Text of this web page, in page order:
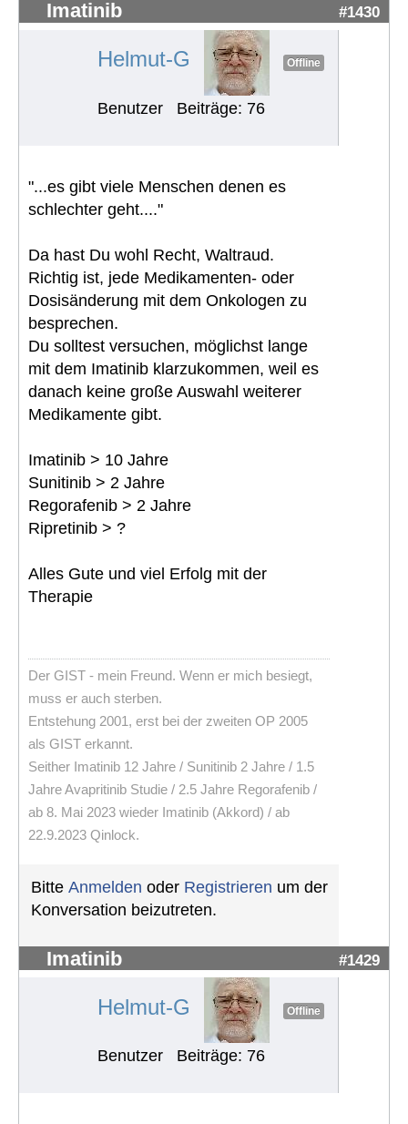
Imatinib #1430
Helmut-G Offline
Benutzer Beiträge: 76
"...es gibt viele Menschen denen es
schlechter geht...."
Da hast Du wohl Recht, Waltraud.
Richtig ist, jede Medikamenten- oder
Dosisänderung mit dem Onkologen zu
besprechen.
Du solltest versuchen, möglichst lange
mit dem Imatinib klarzukommen, weil es
danach keine große Auswahl weiterer
Medikamente gibt.
Imatinib > 10 Jahre
Sunitinib > 2 Jahre
Regorafenib > 2 Jahre
Ripretinib > ?
Alles Gute und viel Erfolg mit der
Therapie
Der GIST - mein Freund. Wenn er mich besiegt,
muss er auch sterben.
Entstehung 2001, erst bei der zweiten OP 2005
als GIST erkannt.
Seither Imatinib 12 Jahre / Sunitinib 2 Jahre / 1.5
Jahre Avapritinib Studie / 2.5 Jahre Regorafenib /
ab 8. Mai 2023 wieder Imatinib (Akkord) / ab
22.9.2023 Qinlock.
Bitte Anmelden oder Registrieren um der
Konversation beizutreten.
Imatinib #1429
Helmut-G Offline
Benutzer Beiträge: 76